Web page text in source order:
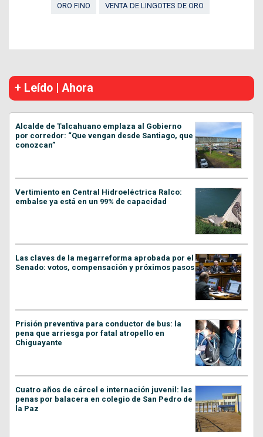
ORO FINO VENTA DE LINGOTES DE ORO
+ Leído | Ahora
Alcalde de Talcahuano emplaza al Gobierno
por corredor: “Que vengan desde Santiago, que
conozcan”
Vertimiento en Central Hidroeléctrica Ralco:
embalse ya está en un 99% de capacidad
Las claves de la megarreforma aprobada por el
Senado: votos, compensación y próximos pasos
Prisión preventiva para conductor de bus: la
pena que arriesga por fatal atropello en
Chiguayante
Cuatro años de cárcel e internación juvenil: las
penas por balacera en colegio de San Pedro de
la Paz